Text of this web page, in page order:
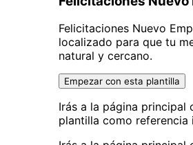
Felicitaciones Nuevo
localizado para que tu
natural y cercano.
Empezar con esta plantilla
Irás a la página principal
plantilla como referencia